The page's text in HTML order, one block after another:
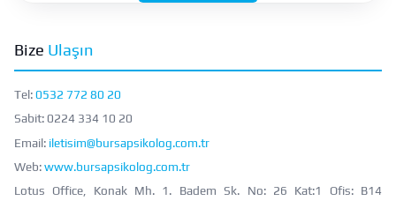
Bize Ulaşın
Tel:0532 772 80 20
Sabit:0224 334 10 20
Email: iletisim@bursapsikolog.com.tr
Web:www.bursapsikolog.com.tr
Lotus Office, Konak Mh. 1. Badem Sk. No: 26 Kat:1 Ofis: B14